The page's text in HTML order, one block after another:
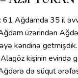
61 Ağdamda 35 il
üzərindən
kəndinə
kişinin evində
də süqut